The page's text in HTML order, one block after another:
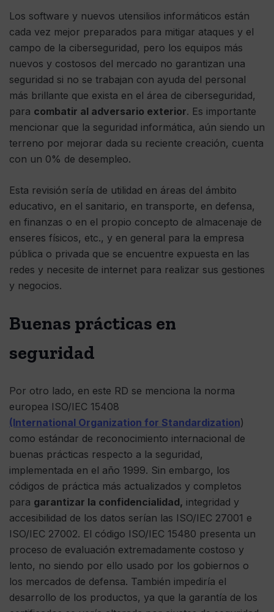
Los software y nuevos utensilios informáticos están
cada vez mejor preparados para mitigar ataques y el
campo de la ciberseguridad, pero los equipos más
nuevos y costosos del mercado no garantizan una
seguridad si no se trabajan con ayuda del personal
más brillante que exista en el área de ciberseguridad,
para combatir al adversario exterior. Es importante
mencionar que la seguridad informática, aún siendo un
terreno por mejorar dada su reciente creación, cuenta
con un 0% de desempleo.
Esta revisión sería de utilidad en áreas del ámbito
educativo, en el sanitario, en transporte, en defensa,
en finanzas o en el propio concepto de almacenaje de
enseres físicos, etc., y en general para la empresa
pública o privada que se encuentre expuesta en las
redes y necesite de internet para realizar sus gestiones
y negocios.
Buenas prácticas en
seguridad
Por otro lado, en este RD se menciona la norma
europea ISO/IEC 15408
(International Organization for Standardization)
como estándar de reconocimiento internacional de
buenas prácticas respecto a la seguridad,
implementada en el año 1999. Sin embargo, los
códigos de práctica más actualizados y completos
para garantizar la confidencialidad, integridad y
accesibilidad de los datos serían las ISO/IEC 27001 e
ISO/IEC 27002. El código ISO/IEC 15480 presenta un
proceso de evaluación extremadamente costoso y
lento, no siendo por ello usado por los gobiernos o
los mercados de defensa. También impediría el
desarrollo de los productos, ya que la garantía de los